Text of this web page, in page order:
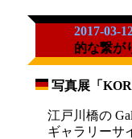
2017-03-
的な繋が
写真展「
江戸川橋の
ギャラリーサ